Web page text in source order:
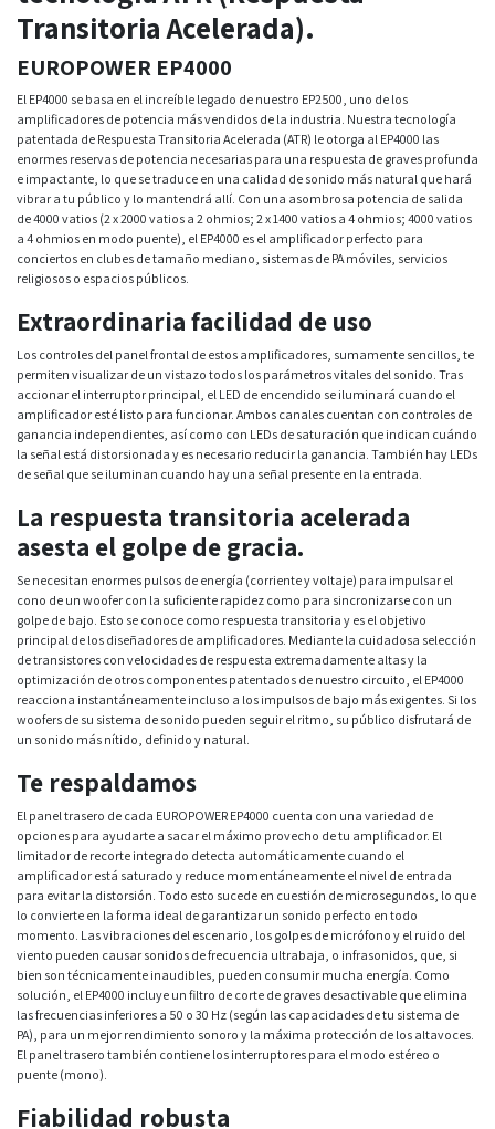
Transitoria Acelerada).
EUROPOWER EP4000
El EP4000 se basa en el increíble legado de nuestro EP2500, uno de los
amplificadores de potencia más vendidos de la industria. Nuestra tecnología
patentada de Respuesta Transitoria Acelerada (ATR) le otorga al EP4000 las
enormes reservas de potencia necesarias para una respuesta de graves profunda
e impactante, lo que se traduce en una calidad de sonido más natural que hará
vibrar a tu público y lo mantendrá allí. Con una asombrosa potencia de salida
de 4000 vatios (2 x 2000 vatios a 2 ohmios; 2 x 1400 vatios a 4 ohmios; 4000 vatios
a 4 ohmios en modo puente), el EP4000 es el amplificador perfecto para
conciertos en clubes de tamaño mediano, sistemas de PA móviles, servicios
religiosos o espacios públicos.
Extraordinaria facilidad de uso
Los controles del panel frontal de estos amplificadores, sumamente sencillos, te
permiten visualizar de un vistazo todos los parámetros vitales del sonido. Tras
accionar el interruptor principal, el LED de encendido se iluminará cuando el
amplificador esté listo para funcionar. Ambos canales cuentan con controles de
ganancia independientes, así como con LEDs de saturación que indican cuándo
la señal está distorsionada y es necesario reducir la ganancia. También hay LEDs
de señal que se iluminan cuando hay una señal presente en la entrada.
La respuesta transitoria acelerada
asesta el golpe de gracia.
Se necesitan enormes pulsos de energía (corriente y voltaje) para impulsar el
cono de un woofer con la suficiente rapidez como para sincronizarse con un
golpe de bajo. Esto se conoce como respuesta transitoria y es el objetivo
principal de los diseñadores de amplificadores. Mediante la cuidadosa selección
de transistores con velocidades de respuesta extremadamente altas y la
optimización de otros componentes patentados de nuestro circuito, el EP4000
reacciona instantáneamente incluso a los impulsos de bajo más exigentes. Si los
woofers de su sistema de sonido pueden seguir el ritmo, su público disfrutará de
un sonido más nítido, definido y natural.
Te respaldamos
El panel trasero de cada EUROPOWER EP4000 cuenta con una variedad de
opciones para ayudarte a sacar el máximo provecho de tu amplificador. El
limitador de recorte integrado detecta automáticamente cuando el
amplificador está saturado y reduce momentáneamente el nivel de entrada
para evitar la distorsión. Todo esto sucede en cuestión de microsegundos, lo que
lo convierte en la forma ideal de garantizar un sonido perfecto en todo
momento. Las vibraciones del escenario, los golpes de micrófono y el ruido del
viento pueden causar sonidos de frecuencia ultrabaja, o infrasonidos, que, si
bien son técnicamente inaudibles, pueden consumir mucha energía. Como
solución, el EP4000 incluye un filtro de corte de graves desactivable que elimina
las frecuencias inferiores a 50 o 30 Hz (según las capacidades de tu sistema de
PA), para un mejor rendimiento sonoro y la máxima protección de los altavoces.
El panel trasero también contiene los interruptores para el modo estéreo o
puente (mono).
Fiabilidad robusta